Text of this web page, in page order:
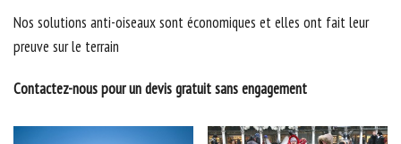
Nos solutions anti-oiseaux sont économiques et elles ont fait leur
preuve sur le terrain
Contactez-nous pour un devis gratuit sans engagement